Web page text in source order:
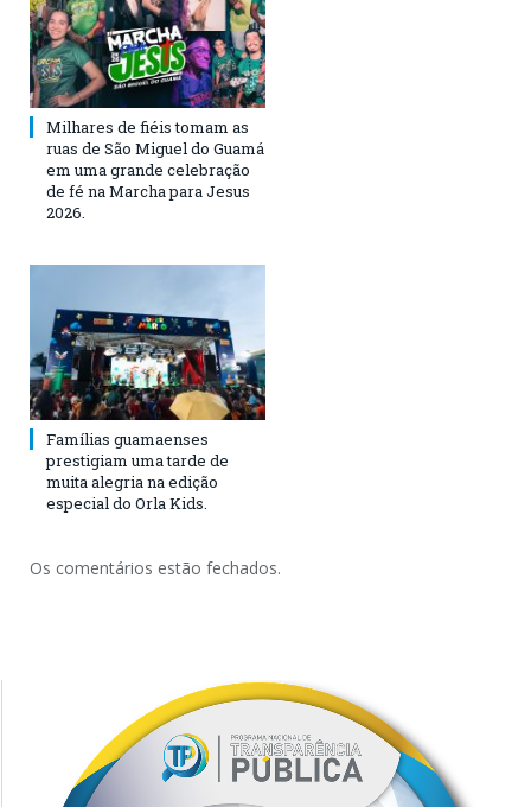
Milhares de fiéis tomam as
ruas de São Miguel do Guamá
em uma grande celebração
de fé na Marcha para Jesus
2026.
Famílias guamaenses
prestigiam uma tarde de
muita alegria na edição
especial do Orla Kids.
Os comentários estão fechados.